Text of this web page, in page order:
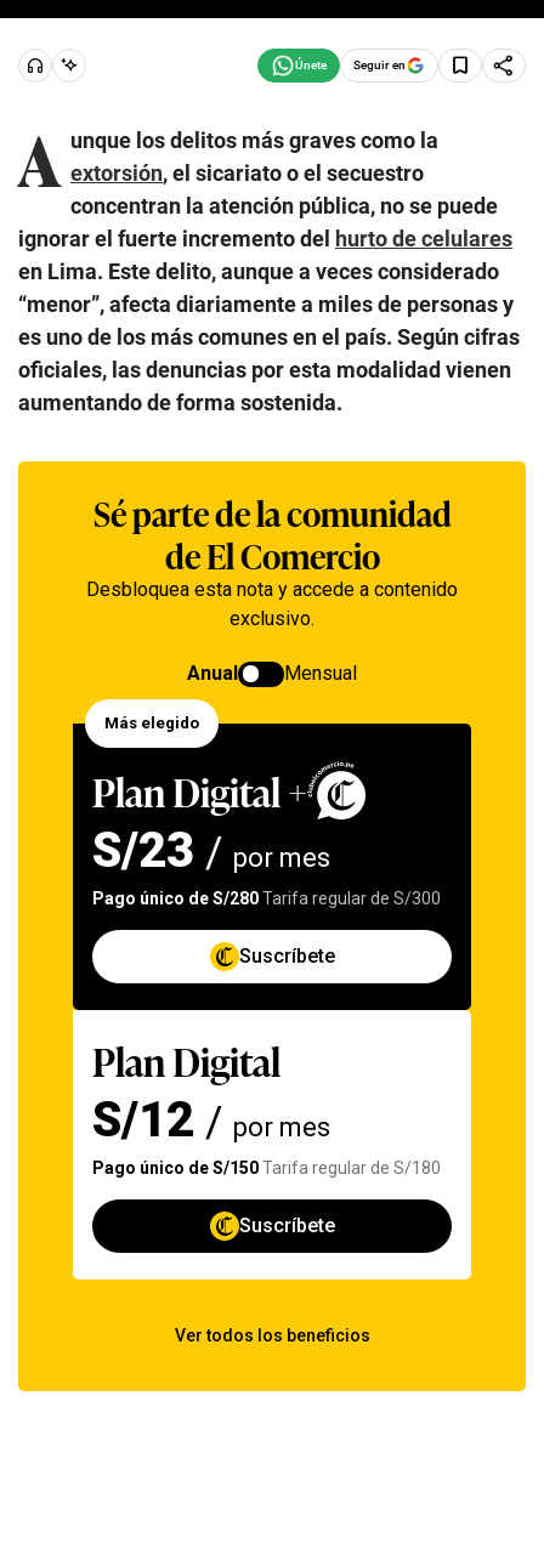
Seguir en
A unque los delitos más graves como la
extorsión, el sicariato o el secuestro
concentran la atención pública, no se puede
ignorar el fuerte incremento del hurto de celulares
en Lima. Este delito, aunque a veces considerado
“menor”, afecta diariamente a miles de personas y
es uno de los más comunes en el país. Según cifras
oficiales, las denuncias por esta modalidad vienen
aumentando de forma sostenida.